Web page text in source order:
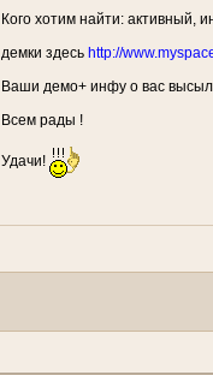
Кого хотим найти: активный,
демки здесь http://
Ваши демо+ инфу о вас
Всем рады !
Удачи!